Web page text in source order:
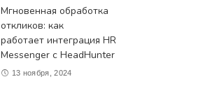
Мгновенная обработка
откликов: как
работает интеграция HR
Messenger с HeadHunter
13 ноября, 2024